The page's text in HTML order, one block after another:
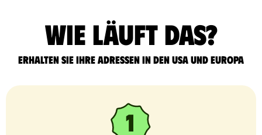
Wie läuft das?
Erhalten Sie Ihre Adressen in den USA und Europa